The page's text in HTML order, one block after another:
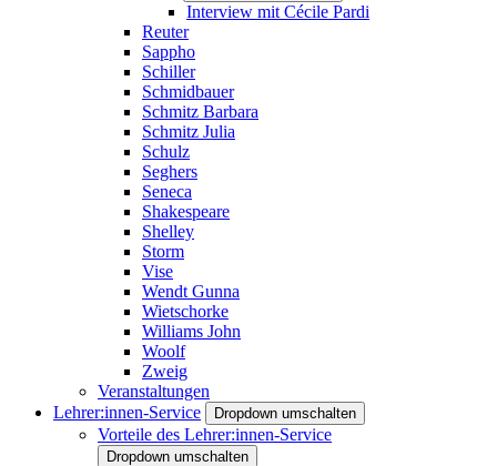
Interview mit Cécile Pardi
Reuter
Sappho
Schiller
Schmidbauer
Schmitz Barbara
Schmitz Julia
Schulz
Seghers
Seneca
Shakespeare
Shelley
Storm
Vise
Wendt Gunna
Wietschorke
Williams John
Woolf
Zweig
Veranstaltungen
Lehrer:innen-Service
Dropdown umschalten
Vorteile des Lehrer:innen-Service
Dropdown umschalten